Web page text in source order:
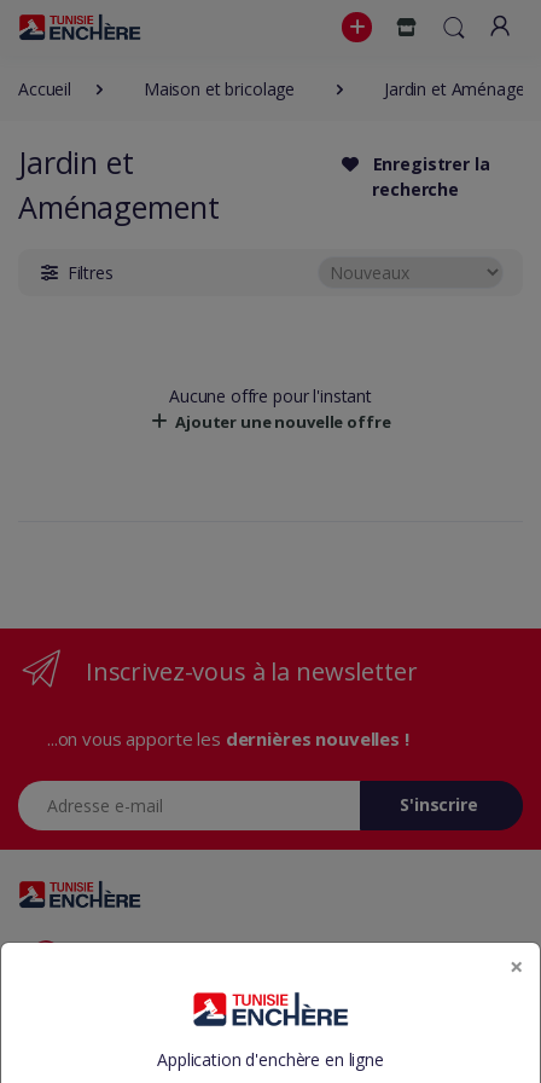
Accueil Maison et bricolage Jardin et
Jardin et
Aménagement
Enregistrer la
recherche
Filtres
Aucune offre pour l'instant
Ajouter une nouvelle offre
Inscrivez-vous à la newsletter
...on vous apporte les dernières nouvelles !
Adresse e-mail
S'inscrire
Vous avez des questions? Appelez-nous 24/7!
×
Application d'enchère en ligne